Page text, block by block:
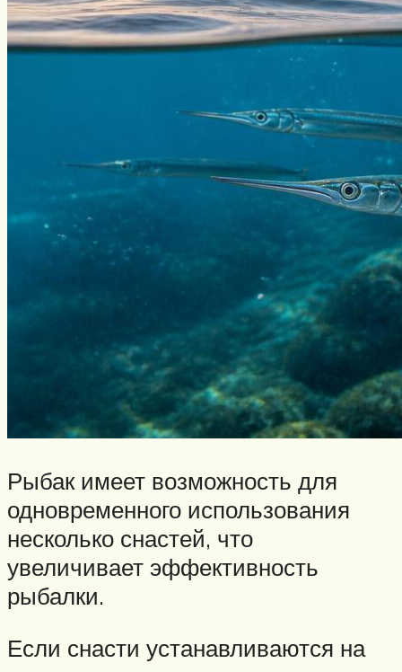
Рыбак имеет возможность для
одновременного использования
несколько снастей, что
увеличивает эффективность
рыбалки.
Если снасти устанавливаются на